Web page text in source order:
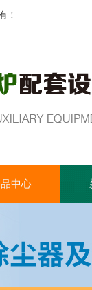
！
中心